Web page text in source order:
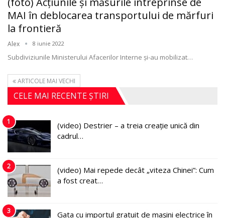
MAI în deblocarea transportului de mărfuri
la frontieră
Alex 8 iunie 2022
Subdiviziunile Ministerului Afacerilor Interne și-au mobilizat…
ARTICOLE MAI VECHI
CELE MAI RECENTE ȘTIRI
1
(video) Destrier – a treia creație unică din
cadrul…
2
(video) Mai repede decât „viteza Chinei”: Cum
a fost creat…
3
Gata cu importul gratuit de mașini electrice în